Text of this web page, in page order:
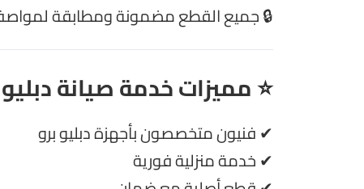
🔒 جميع القطع مضمونة ومطابقة
⭐ مميزات خدمة صيانة
✔ فنيون متخصصون بأجهزة دبليو برو
✔ خدمة منزلية فورية